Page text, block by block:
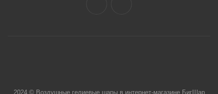
2024 © Воздушные гелиевые шары в интернет-магазине БигШар